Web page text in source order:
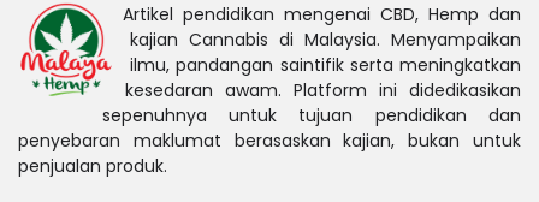
Artikel pendidikan mengenai CBD, Hemp dan
kajian Cannabis di Malaysia. Menyampaikan
ilmu, pandangan saintifik serta meningkatkan
kesedaran awam. Platform ini didedikasikan
sepenuhnya untuk tujuan pendidikan dan
penyebaran maklumat berasaskan kajian, bukan untuk
penjualan produk.